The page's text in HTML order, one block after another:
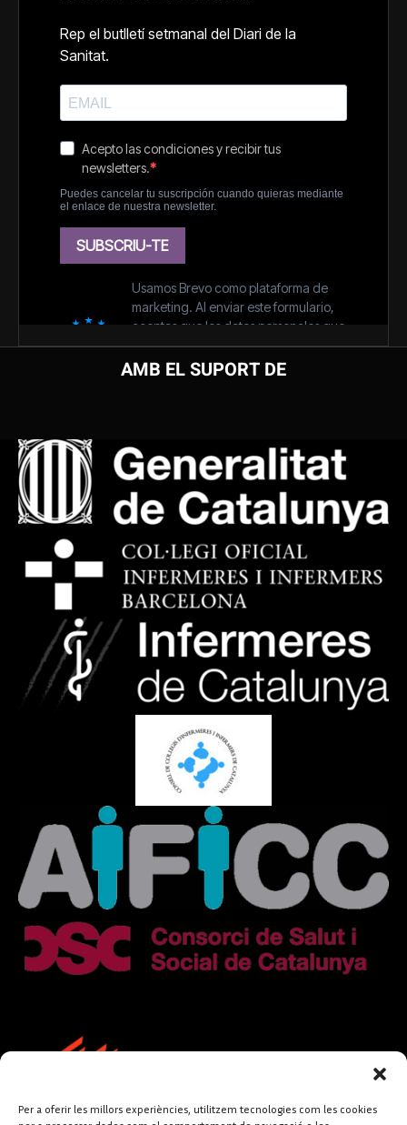
Per a oferir les millors experiències, utilitzem tecnologies com les cookies
AMB EL SUPORT DE